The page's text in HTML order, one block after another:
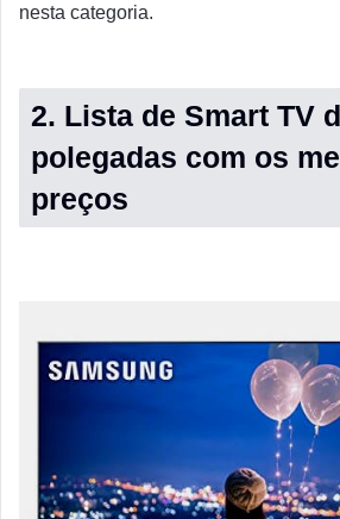
nesta categoria.
2. Lista de Smart TV
polegadas com os
preços